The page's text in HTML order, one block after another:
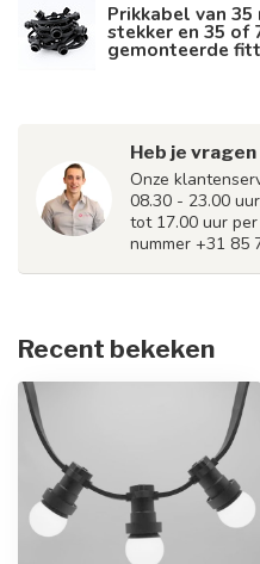
Prikkabel van
stekker en 35 of
gemonteerde
Heb je
Onze
08.30 - 23.00
tot 17.00 uur
nummer +31 85
Recent bekeken